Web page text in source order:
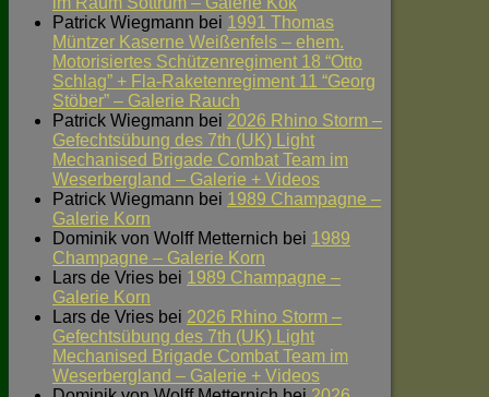
Patrick Wiegmann bei 1991 Thomas
Müntzer Kaserne Weißenfels – ehem.
Motorisiertes Schützenregiment 18 “Otto
Schlag” + Fla-Raketenregiment 11 “Georg
Stöber” – Galerie Rauch
Patrick Wiegmann bei 2026 Rhino Storm –
Gefechtsübung des 7th (UK) Light
Mechanised Brigade Combat Team im
Weserbergland – Galerie + Videos
Patrick Wiegmann bei 1989 Champagne –
Galerie Korn
Dominik von Wolff Metternich bei 1989
Champagne – Galerie Korn
Lars de Vries bei 1989 Champagne –
Galerie Korn
Lars de Vries bei 2026 Rhino Storm –
Gefechtsübung des 7th (UK) Light
Mechanised Brigade Combat Team im
Weserbergland – Galerie + Videos